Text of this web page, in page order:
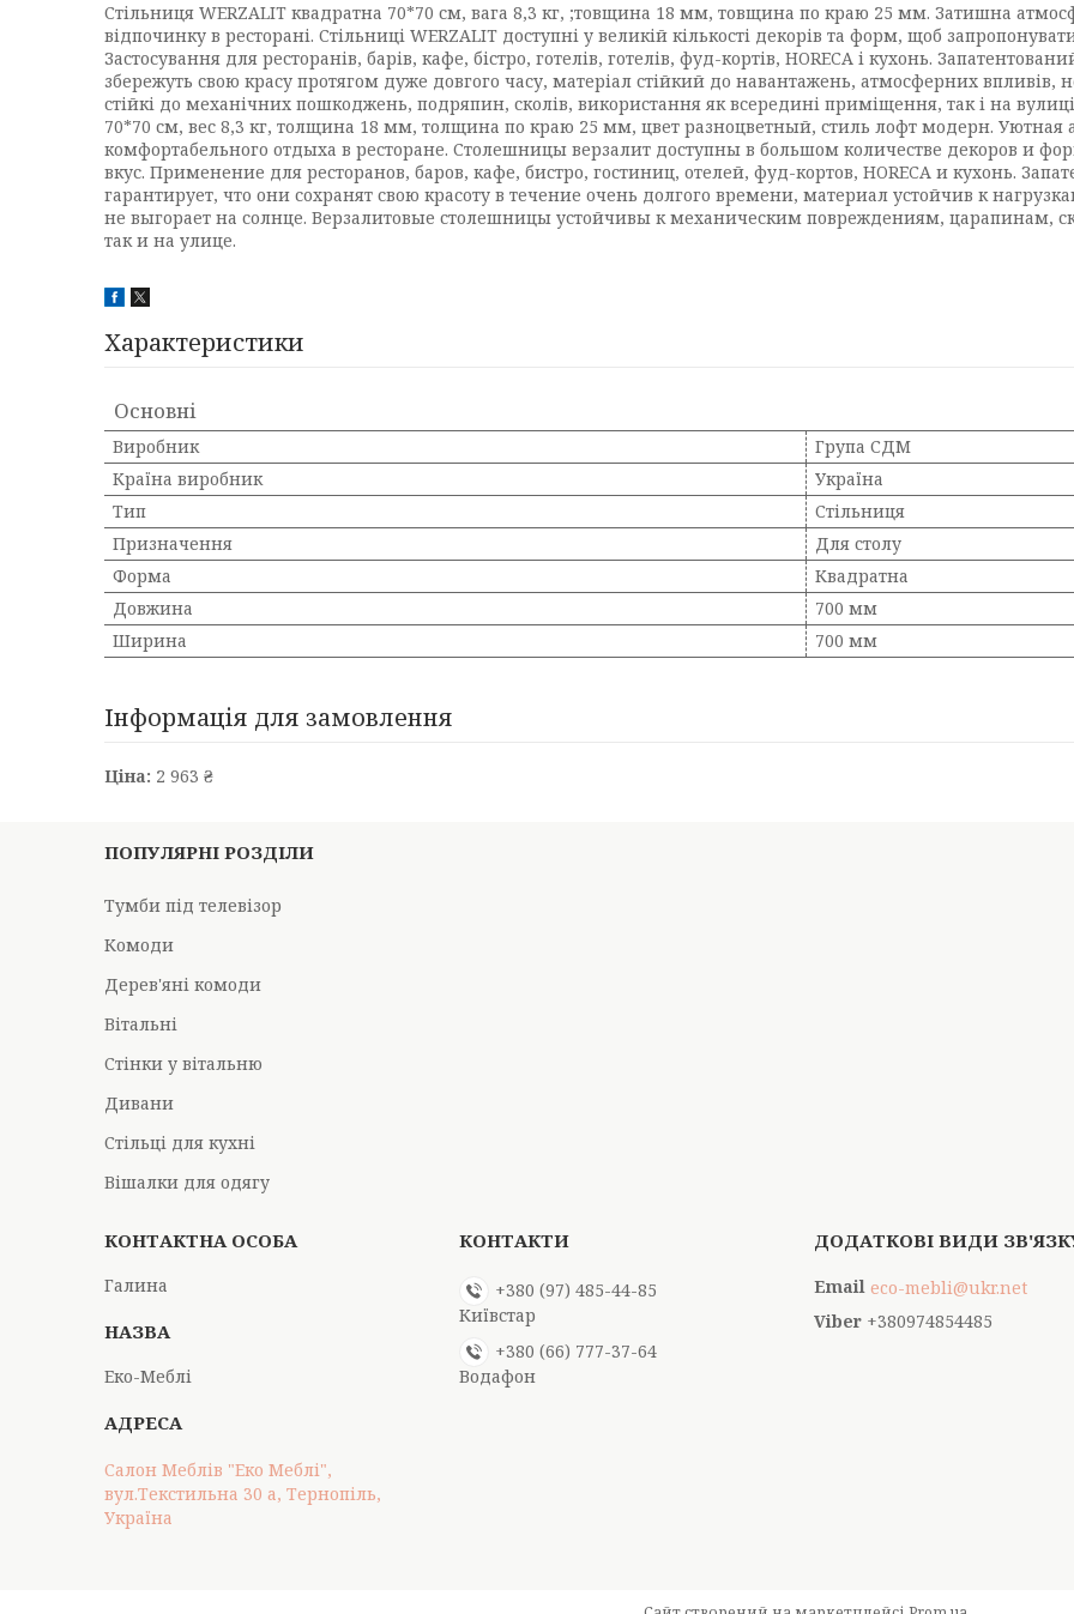
Стільниця WERZALIT квадратна 70*70 см, вага 8,3 кг, ;товщина 18 мм, товщина по краю 25 мм. Затишна
відпочинку в ресторані. Стільниці WERZALIT доступні у великій кількості декорів та форм, щоб
Застосування для ресторанів, барів, кафе, бістро, готелів, готелів, фуд-кортів, HORECA і кухонь.
збережуть свою красу протягом дуже довгого часу, матеріал стійкий до навантажень, атмосферних впливів,
стійкі до механічних пошкоджень, подряпин, сколів, використання як всередині приміщення, так і на
70*70 см, вес 8,3 кг, толщина 18 мм, толщина по краю 25 мм, цвет разноцветный, стиль лофт модерн.
комфортабельного отдыха в ресторане. Столешницы верзалит доступны в большом количестве декоров и
вкус. Применение для ресторанов, баров, кафе, бистро, гостиниц, отелей, фуд-кортов, HORECA и кухонь.
гарантирует, что они сохранят свою красоту в течение очень долгого времени, материал устойчив к
не выгорает на солнце. Верзалитовые столешницы устойчивы к механическим повреждениям, царапинам,
так и на улице.
Характеристики
Основні
Виробник
Група СДМ
Країна виробник
Україна
Тип
Стільниця
Призначення
Для столу
Форма
Квадратна
Довжина
700 мм
Ширина
700 мм
Інформація для замовлення
Ціна: 2 963 ₴
ПОПУЛЯРНІ РОЗДІЛИ
Тумби під телевізор
Комоди
Дерев'яні комоди
Вітальні
Стінки у вітальню
Дивани
Стільці для кухні
Вішалки для одягу
Галина
Еко-Меблі
Салон Меблів "Еко Меблі",
вул.Текстильна 30 а, Тернопіль,
Україна
+380 (97) 485-44-85
Київстар
+380 (66) 777-37-64
Водафон
eco-mebli@ukr.net
+380974854485